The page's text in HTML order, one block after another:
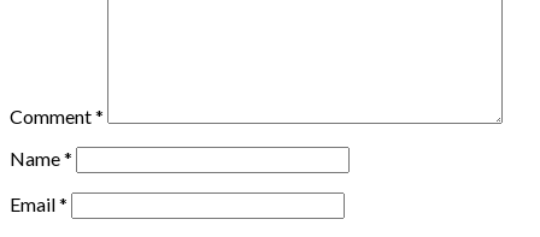
Comment*
Name*
Email*